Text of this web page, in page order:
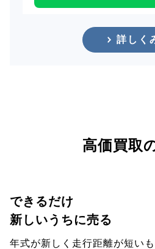
詳しく
高価買取
できるだけ
新しいうちに売る
年式が新しく走行距離が短い